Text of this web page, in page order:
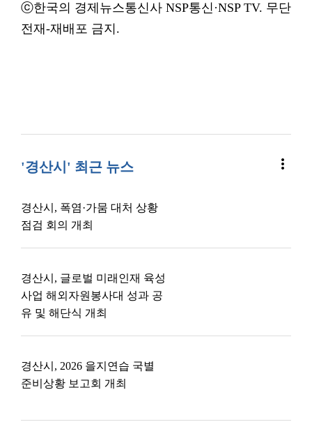
ⓒ한국의 경제뉴스통신사 NSP통신·NSP TV. 무단
전재-재배포 금지.
'경산시' 최근 뉴스 more_vert
경산시, 폭염·가뭄 대처 상황
점검 회의 개최
경산시, 글로벌 미래인재 육성
사업 해외자원봉사대 성과 공
유 및 해단식 개최
경산시, 2026 을지연습 국별
준비상황 보고회 개최